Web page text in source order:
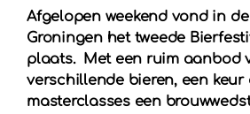
Afgelopen weekend vond in
Groningen het tweede
plaats. Met een ruim aanbod
verschillende bieren, een keur
masterclasses een